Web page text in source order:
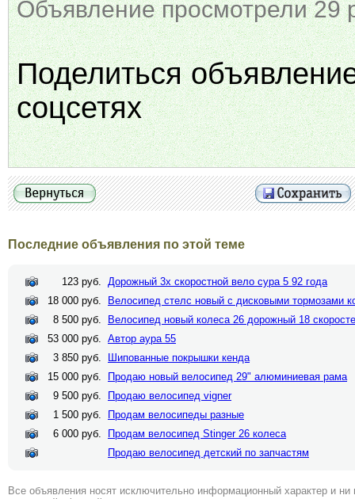
Объявление просмотрели 29
Поделиться
соцсетях
Последние объявления по этой теме
123 руб. Дорожный 3х скоростной вело сура 5 92 года
18 000 руб.
Велосипед стелс новый с дисковыми тормозами
8 500 руб.
Велосипед новый колеса 26 дорожный 18
53 000 руб. Автор аура 55
3 850 руб.
Шипованные покрышки кенда
15 000 руб.
Продаю новый велосипед 29" алюминиевая рама
9 500 руб.
Продаю велосипед vigner
1 500 руб.
Продам велосипеды разные
6 000 руб.
Продам велосипед Stinger 26 колеса
Продаю велосипед детский по запчастям
Все объявления носят исключительно информационный характер и ни